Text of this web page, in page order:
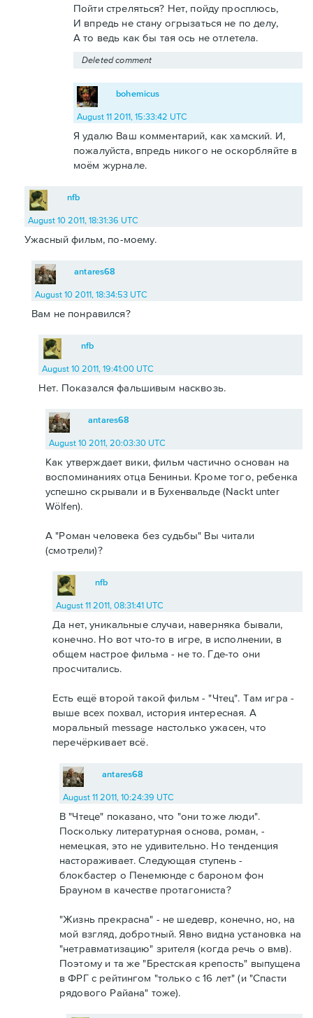
Пойти стреляться? Нет, пойду просплюсь,
И впредь не стану огрызаться не по делу,
А то ведь как бы тая ось не отлетела.
Deleted comment
bohemicus
August 11 2011, 15:33:42 UTC
Я удалю Ваш комментарий, как хамский. И,
пожалуйста, впредь никого не оскорбляйте в
моём журнале.
nfb
August 10 2011, 18:31:36 UTC
Ужасный фильм, по-моему.
antares68
August 10 2011, 18:34:53 UTC
Вам не понравился?
nfb
August 10 2011, 19:41:00 UTC
Нет. Показался фальшивым насквозь.
antares68
August 10 2011, 20:03:30 UTC
Как утверждает вики, фильм частично основан на
воспоминаниях отца Бениньи. Кроме того, ребенка
успешно скрывали и в Бухенвальде (Nackt unter
Wölfen).
А "Роман человека без судьбы" Вы читали
(смотрели)?
nfb
August 11 2011, 08:31:41 UTC
Да нет, уникальные случаи, наверняка бывали,
конечно. Но вот что-то в игре, в исполнении, в
общем настрое фильма - не то. Где-то они
просчитались.
Есть ещё второй такой фильм - "Чтец". Там игра -
выше всех похвал, история интересная. А
моральный message настолько ужасен, что
перечёркивает всё.
antares68
August 11 2011, 10:24:39 UTC
В "Чтеце" показано, что "они тоже люди".
Поскольку литературная основа, роман, -
немецкая, это не удивительно. Но тенденция
настораживает. Следующая ступень -
блокбастер о Пенемюнде с бароном фон
Брауном в качестве протагониста?
"Жизнь прекрасна" - не шедевр, конечно, но, на
мой взгляд, добротный. Явно видна установка на
"нетравматизацию" зрителя (когда речь о вмв).
Поэтому и та же "Брестская крепость" выпущена
в ФРГ с рейтингом "только с 16 лет" (и "Спасти
рядового Райана" тоже).